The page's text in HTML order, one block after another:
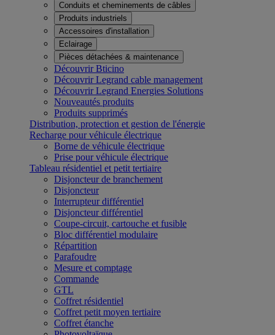
Conduits et cheminements de câbles
Produits industriels
Accessoires d'installation
Eclairage
Pièces détachées & maintenance
Découvrir Bticino
Découvrir Legrand cable management
Découvrir Legrand Energies Solutions
Nouveautés produits
Produits supprimés
Distribution, protection et gestion de l'énergie
Recharge pour véhicule électrique
Borne de véhicule électrique
Prise pour véhicule électrique
Tableau résidentiel et petit tertiaire
Disjoncteur de branchement
Disjoncteur
Interrupteur différentiel
Disjoncteur différentiel
Coupe-circuit, cartouche et fusible
Bloc différentiel modulaire
Répartition
Parafoudre
Mesure et comptage
Commande
GTL
Coffret résidentiel
Coffret petit moyen tertiaire
Coffret étanche